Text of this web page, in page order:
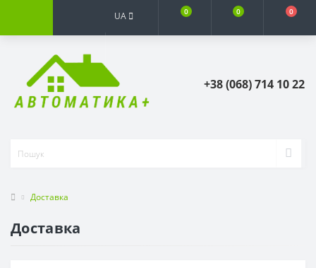
UA 0 0 0
+38 (068) 714 10 22
Доставка
Доставка